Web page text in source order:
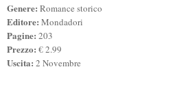
Genere: Romance storico
Editore: Mondadori
Pagine: 203
Prezzo: € 2.99
Uscita: 2 Novembre